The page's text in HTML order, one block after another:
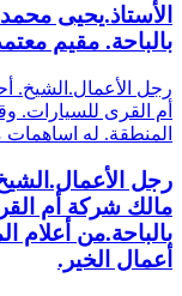
الأستاذ.يحيى
بالباحة. مقيم
رجل الأعمال.الشيخ.
أم القرى للسيارات.
المنطقة. له
رجل
مالك شركة أم
بالباحة.من
أعمال الخير.